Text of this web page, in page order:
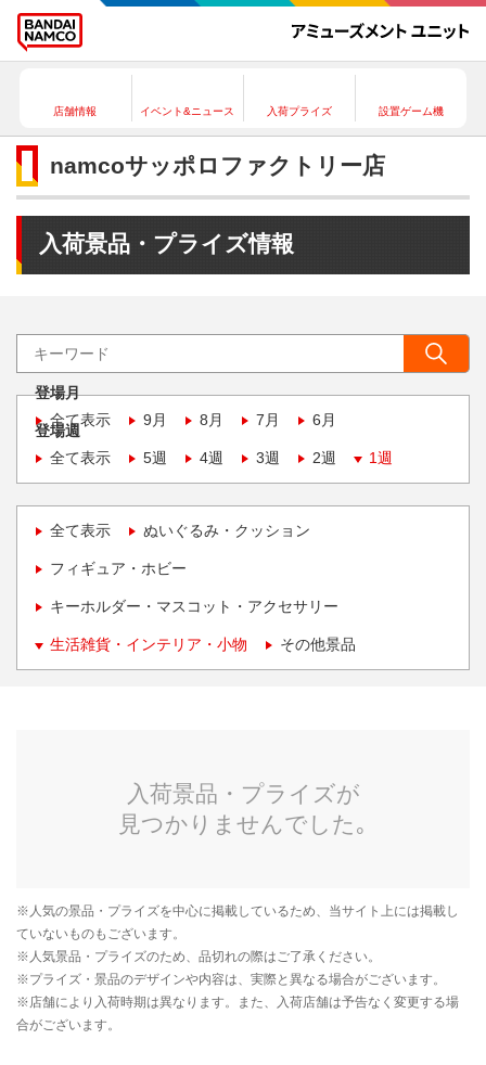
店舗情報 イベント&ニュース 入荷プライズ 設置ゲーム機
namcoサッポロファクトリー店
入荷景品・プライズ情報
登場月
全て表示
9月 8月 7月 6月
登場週
全て表示
5週 4週 3週 2週 1週
全て表示 ぬいぐるみ・クッション
フィギュア・ホビー
キーホルダー・マスコット・アクセサリー
生活雑貨・インテリア・小物 その他景品